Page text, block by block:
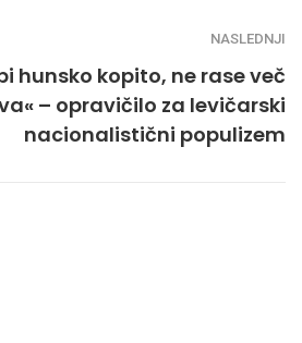
NASLEDNJI
hunsko kopito, ne rase več
– opravičilo za levičarski
nacionalistični populizem